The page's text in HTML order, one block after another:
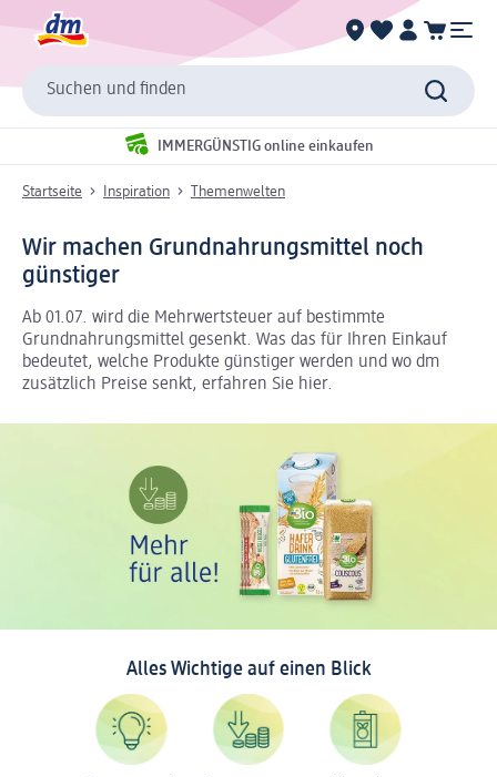
Suchen und finden
IMMERGÜNSTIG online einkaufen
Startseite Inspiration Themenwelten
Wir machen Grundnahrungsmittel noch
günstiger
Ab 01.07. wird die Mehrwertsteuer auf bestimmte
Grundnahrungsmittel gesenkt. Was das für Ihren Einkauf
bedeutet, welche Produkte günstiger werden und wo dm
zusätzlich Preise senkt, erfahren Sie hier.
Alles Wichtige auf einen Blick